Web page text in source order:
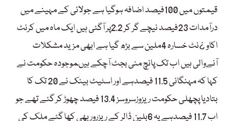
قیمتوں میں 100فیصد اضافہ ہوگیا ہے جولائی کے مہینے میں
درآمدات 23فیصد نیچے گر کر 2.2پر آگئی ہیں ایک ماہ میں کرنٹ
اکاو ¿نٹ خسارہ 4ملین سے بڑھ گیا ہے ابھی مزید مشکلات
آنےوالی ہیں اب تک پانچ منی بجٹ آچکے ہیںموجودہ حکومت نے
کہا کہ مہنگائی 11.5 فیصدہے اور اسٹیٹ بینک نے 20 تک کا
بتادیا پچھلی حکومت ریزوزسروسز 13.4 فیصد چھوڑ کر گئے تھے جو
اب 11.7 فیصدہے یہ 6بلین ڈالر کے ریزرور بھی کھا گئے ملک کی